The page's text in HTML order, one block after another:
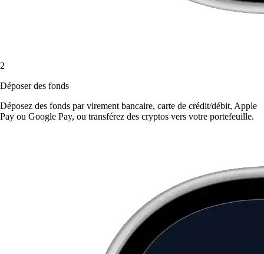
2
Déposer des fonds
Déposez des fonds par virement bancaire, carte de crédit/débit, Apple
Pay ou Google Pay, ou transférez des cryptos vers votre portefeuille.